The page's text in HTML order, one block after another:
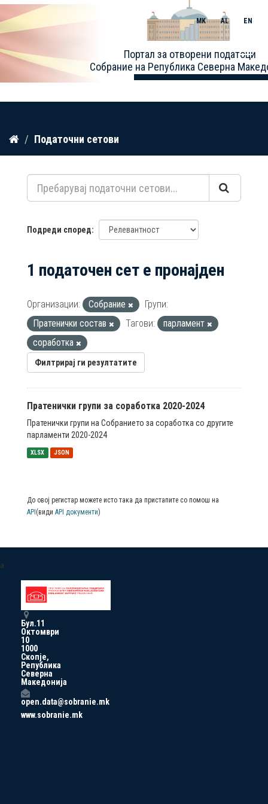
Прескокнете
содржина
Портал за отворени податоци
Собрание на Република Северна
MK AL EN
Toggle
Податочни сетови
Подреди според
1 податочен сет е пронајден
Организации: Собрание
Групи:
Пратенички состав
Тагови:
парламент
соработка
Филтрирај ги резултатите
Пратенички групи за соработка 2020-2024
Пратенички групи на Собранието за соработка со другите
парламенти 2020-2024
XLSX JSON
До овој регистар можете исто така да пристапите со помош на
API (види API документи)
a
Бул.11
Октомври
10
1000
Скопје,
Република
Северна
Македонија
open.data@sobranie.mk
www.sobranie.mk